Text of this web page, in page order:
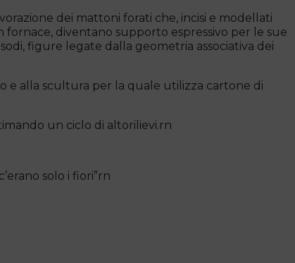
dei mattoni forati che, incisi e modellati
fornace, diventano supporto espressivo per le sue
figure legate dalla geometria associativa dei
e alla scultura per la quale utilizza cartone di
un ciclo di altorilievi.rn
solo i fiori”rn